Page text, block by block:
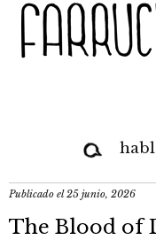
Publicado el25 junio, 2026
The Blood of